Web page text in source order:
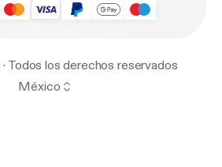
Todos los derechos reservados
México